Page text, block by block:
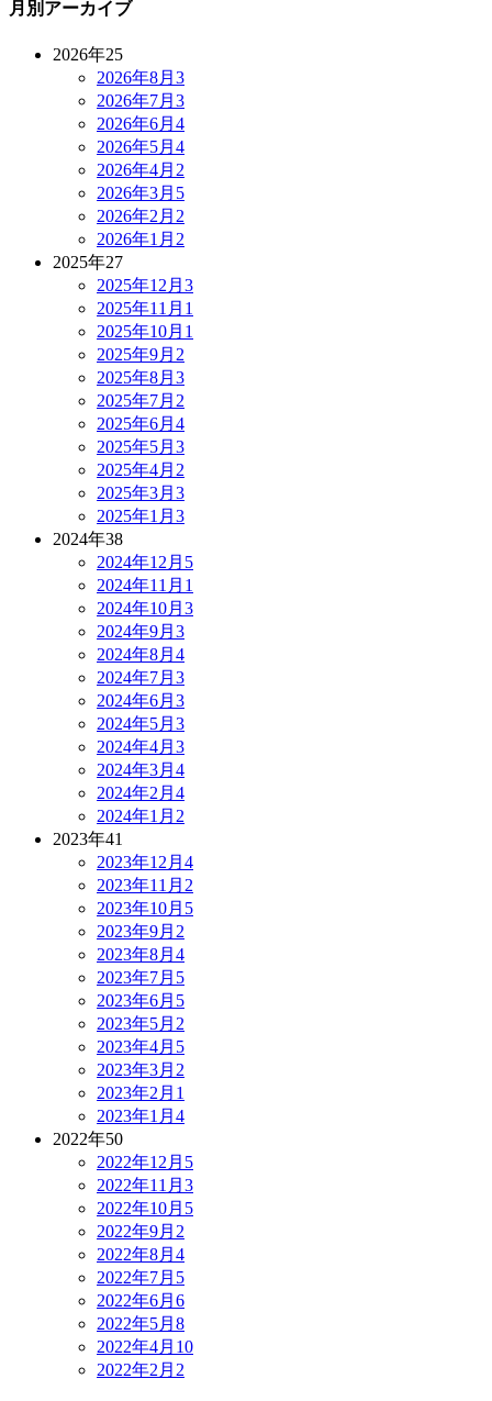
月別アーカイブ
2026年25
2026年8月 3
2026年7月 3
2026年6月 4
2026年5月 4
2026年4月 2
2026年3月 5
2026年2月 2
2026年1月 2
2025年27
2025年12月 3
2025年11月 1
2025年10月 1
2025年9月 2
2025年8月 3
2025年7月 2
2025年6月 4
2025年5月 3
2025年4月 2
2025年3月 3
2025年1月 3
2024年38
2024年12月 5
2024年11月 1
2024年10月 3
2024年9月 3
2024年8月 4
2024年7月 3
2024年6月 3
2024年5月 3
2024年4月 3
2024年3月 4
2024年2月 4
2024年1月 2
2023年41
2023年12月 4
2023年11月 2
2023年10月 5
2023年9月 2
2023年8月 4
2023年7月 5
2023年6月 5
2023年5月 2
2023年4月 5
2023年3月 2
2023年2月 1
2023年1月 4
2022年50
2022年12月 5
2022年11月 3
2022年10月 5
2022年9月 2
2022年8月 4
2022年7月 5
2022年6月 6
2022年5月 8
2022年4月 10
2022年2月 2